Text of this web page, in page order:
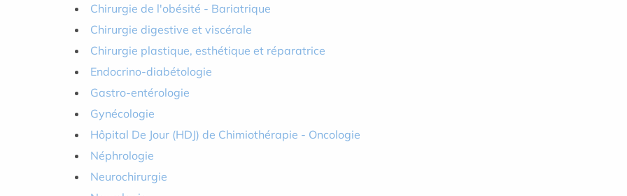
Chirurgie de l'obésité - Bariatrique
Chirurgie digestive et viscérale
Chirurgie plastique, esthétique et réparatrice
Endocrino-diabétologie
Gastro-entérologie
Gynécologie
Hôpital De Jour (HDJ) de Chimiothérapie - Oncologie
Néphrologie
Neurochirurgie